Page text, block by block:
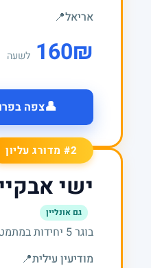
אריאל📍
₪
160 לשעה
👤צפה
#2 מדורג עליון
ישי
גם אונליין
בוגר 5 יחידות במתמטיקה מגמת מדעי המחשב, ובעל תואר ראשון במדעי המחשב.
מודיעין עילית📍